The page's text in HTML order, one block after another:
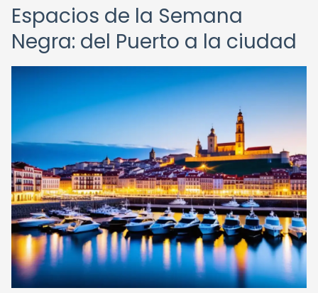
Espacios de la Semana
Negra: del Puerto a la ciudad